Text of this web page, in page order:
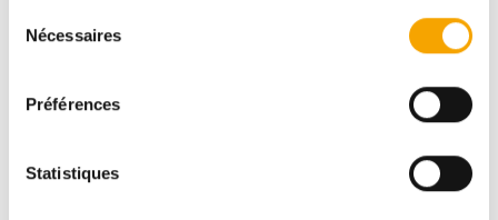
Nécessaires
Préférences
Statistiques
Pour plus d’informations sur ce bien, vous pouvez